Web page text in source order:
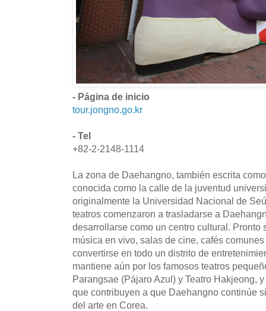
- Página de inicio
tour.jongno.go.kr
- Tel
+82-2-2148-1114
La zona de Daehangno, también escrita
conocida como la calle de la juventud
originalmente la Universidad Nacional de
teatros comenzaron a trasladarse a
desarrollarse como un centro cultural. Pronto
música en vivo, salas de cine, cafés
convertirse en todo un distrito de
mantiene aún por los famosos teatros
Parangsae (Pájaro Azul) y Teatro Hakjeong,
que contribuyen a que Daehangno continúe
del arte en Corea.